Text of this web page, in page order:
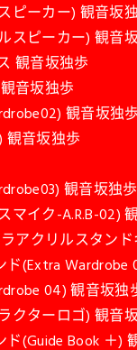
ピーカー) 観音坂
スピーカー) 観音
観音坂独歩
音坂独歩
観音坂独歩
観音坂独歩
観音坂独歩
マイク-A.R.B-02)
ラアクリルスタン
ド(Extra Wardrobe
04) 観音坂独
クターロゴ) 観音
(Guide Book ＋)